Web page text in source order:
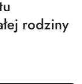
rodziny